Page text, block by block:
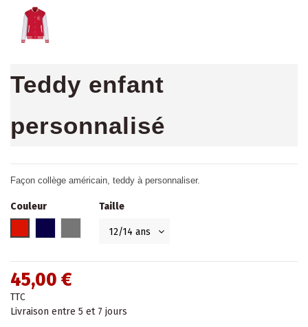
Teddy enfant
personnalisé
Façon collège américain, teddy à personnaliser.
Couleur
Taille
45,00 €
TTC
Livraison entre 5 et 7 jours